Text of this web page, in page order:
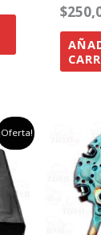
$
¡Oferta!
el
precio
actual
es:
$400,000.